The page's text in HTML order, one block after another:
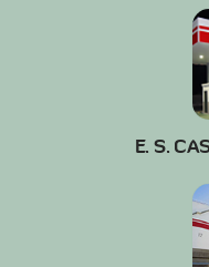
E. S.